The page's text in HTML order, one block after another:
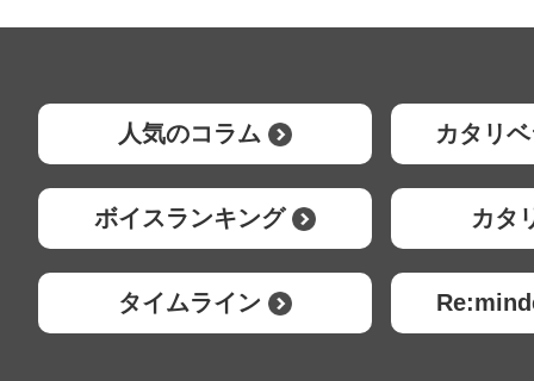
人気のコラム カタリ
ボイスランキング カタ
タイムライン